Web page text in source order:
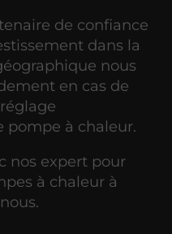
de confiance
dans la
nous
en cas de
pompe à chaleur.
nos expert pour
à chaleur à